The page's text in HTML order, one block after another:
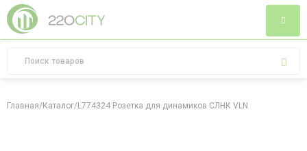
Главная/Каталог/L774324 Розетка для динамиков СЛНК VLN